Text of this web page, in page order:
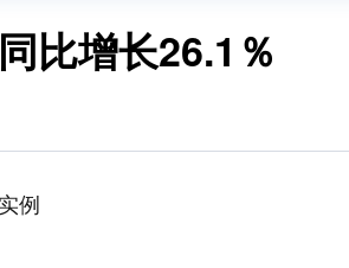
比增长26.1％
例